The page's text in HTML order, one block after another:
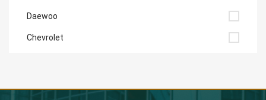
Daewoo
Chevrolet